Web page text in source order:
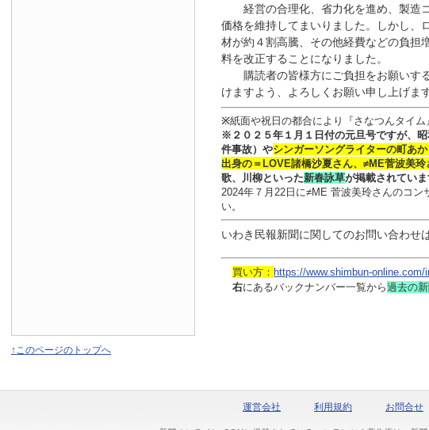
経営の合理化、省力化を進め、製造
価格を維持してまいりました。しかし、
材が約４割高騰、その他経費などの負担
料を改正することになりました。
購読者の皆様方にご負担をお願いす
けますよう、よろしくお願い申し上げます
※紙面や祝日の都合により『さなつんタイ
※ ２０２５年１月 １日 付の元旦号ですが、
件事故）やシンガーソングライターの町あ
出身の ＝LOVE諸橋沙夏さん、≠ME菅波美
歌、川柳といった新春詠草が掲載されていま
2024年７月22日に≠ME 菅波美玲さんのコ
い。
いわき民報新聞に関してのお問い合わせ
買い方： https://www.shimbun-online.com/
右にあるバックナンバー一覧から過去の
↑このページのトップへ
運営会社 利用規約 お問合せ